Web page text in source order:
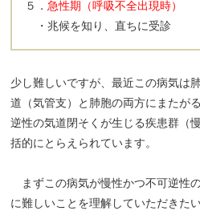
５．急性期（呼吸不全出現時）
・兆候を知り、直ちに受診
少し難しいですが、最近この病気は
道（気管支）と肺胞の両方にまたが
逆性の気道閉そくが生じる疾患群（
括的にとらえられています。
まずこの病気が慢性かつ不可逆性
に難しいことを理解していただきた